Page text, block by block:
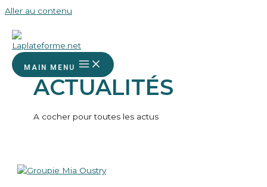
Aller au contenu
MAIN MENU
ACTUALITÉS
A cocher pour toutes les actus